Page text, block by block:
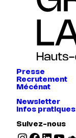
Presse
Recrutement
Mécénat
Newsletter
Infos pratiques
Suivez-nous